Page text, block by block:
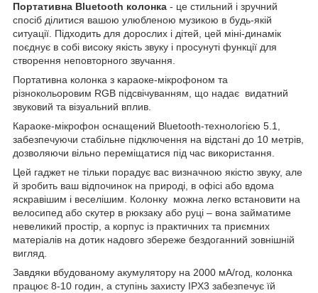
Портативна Bluetooth колонка - це стильний і зручний
спосіб ділитися вашою улюбленою музикою в будь-якій
ситуації. Підходить для дорослих і дітей, цей міні-динамік
поєднує в собі високу якість звуку і просунуті функції для
створення неповторного звучання.
Портативна колонка з караоке-мікрофоном та
різнокольоровим RGB підсвічуванням, що надає видатний
звуковий та візуальний вплив.
Караоке-мікрофон оснащений Bluetooth-технологією 5.1,
забезпечуючи стабільне підключення на відстані до 10 метрів,
дозволяючи вільно переміщатися під час використання.
Цей гаджет не тільки порадує вас визначною якістю звуку, але
й зробить ваш відпочинок на природі, в офісі або вдома
яскравішим і веселішим. Колонку можна легко встановити на
велосипед або скутер в рюкзаку або руці – вона займатиме
невеликий простір, а корпус із практичних та приємних
матеріалів на дотик надовго збереже бездоганний зовнішній
вигляд.
Завдяки вбудованому акумулятору на 2000 мА/год, колонка
працює 8-10 годин, а ступінь захисту IPХ3 забезпечує їй